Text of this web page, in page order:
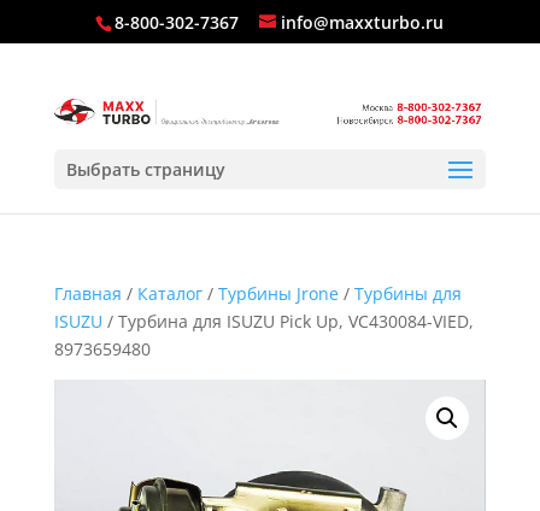
8-800-302-7367 info@maxxturbo.ru
Выбрать страницу
Главная / Каталог/ Турбины Jrone/ Турбины для
ISUZU / Турбина для ISUZU Pick Up, VC430084-VIED,
8973659480